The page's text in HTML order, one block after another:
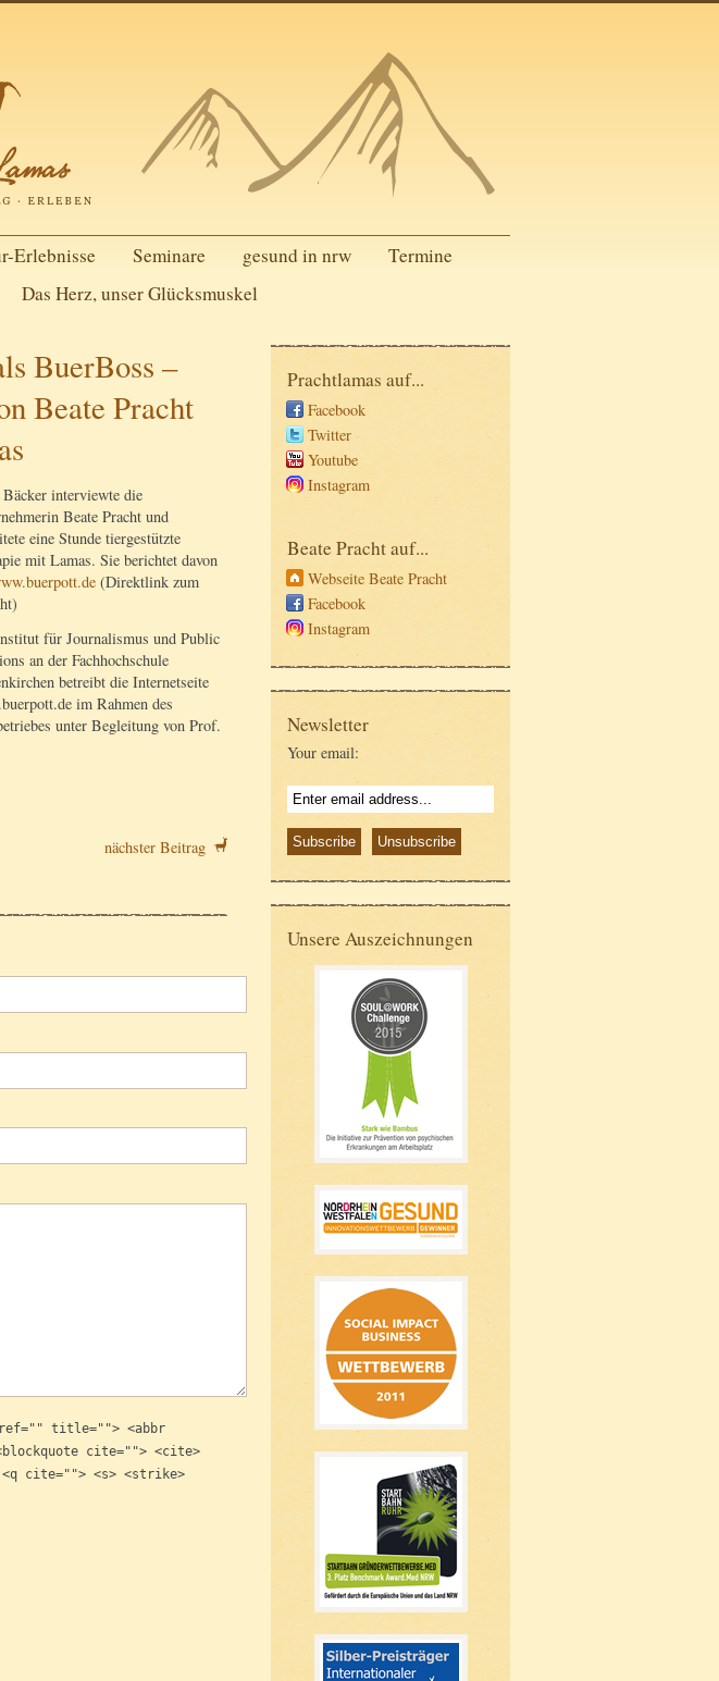
Erlebnisse Seminare gesund in nrw
Termine
Das Herz, unser Glücksmuskel
BuerBoss –
Beate Pracht
interviewte die
Beate Pracht und
eine Stunde tiergestützte
mit Lamas. Sie berichtet davon
(Direktlink zum
für Journalismus und Public
an der Fachhochschule
betreibt die Internetseite
im Rahmen des
unter Begleitung von Prof.
nächster Beitrag
title=""> <abbr
cite=""> <cite>
<q cite=""> <s> <strike>
Prachtlamas auf...
Facebook
Twitter
Youtube
Instagram
Beate Pracht auf...
Webseite Beate Pracht
Facebook
Instagram
Newsletter
Your email:
Unsere Auszeichnungen